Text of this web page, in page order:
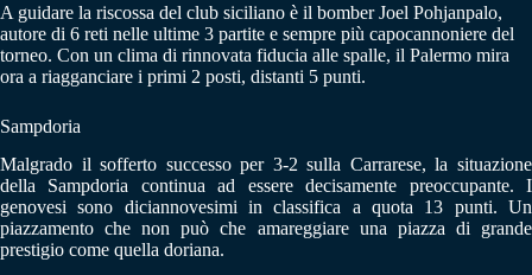
A guidare la riscossa del club siciliano è il bomber Joel Pohjanpalo,
autore di 6 reti nelle ultime 3 partite e sempre più capocannoniere del
torneo. Con un clima di rinnovata fiducia alle spalle, il Palermo mira
ora a riagganciare i primi 2 posti, distanti 5 punti.
Sampdoria
Malgrado il sofferto successo per 3-2 sulla Carrarese, la situazione
della Sampdoria continua ad essere decisamente preoccupante. I
genovesi sono diciannovesimi in classifica a quota 13 punti. Un
piazzamento che non può che amareggiare una piazza di grande
prestigio come quella doriana.